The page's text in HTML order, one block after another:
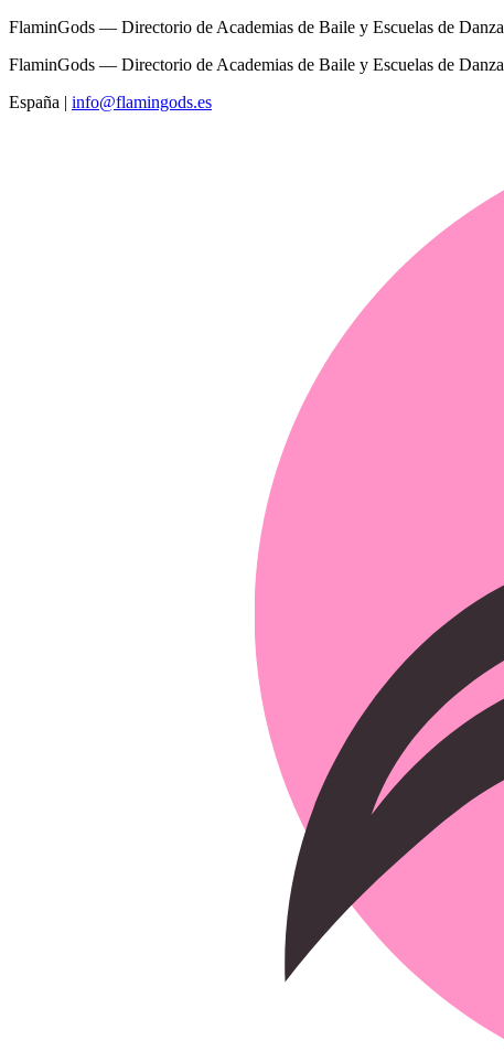
FlaminGods — Directorio de Academias de Baile y Escuelas de Danza
FlaminGods — Directorio de Academias de Baile y Escuelas de Danza
España | info@flamingods.es